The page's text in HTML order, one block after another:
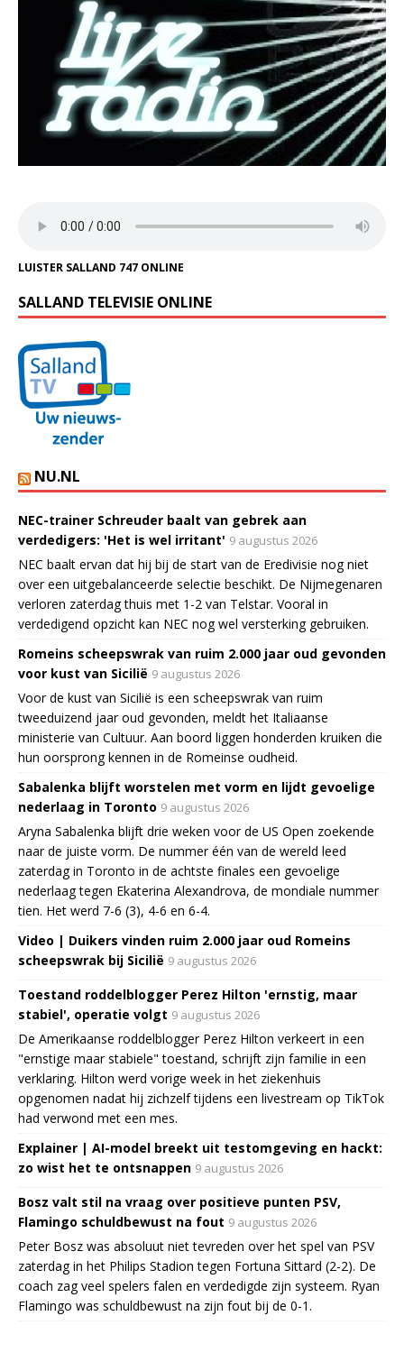
LUISTER SALLAND 747 ONLINE
SALLAND TELEVISIE ONLINE
NU.NL
NEC-trainer Schreuder baalt van gebrek aan
verdedigers: 'Het is wel irritant' 9 augustus 2026
NEC baalt ervan dat hij bij de start van de Eredivisie nog niet
over een uitgebalanceerde selectie beschikt. De Nijmegenaren
verloren zaterdag thuis met 1-2 van Telstar. Vooral in
verdedigend opzicht kan NEC nog wel versterking gebruiken.
Romeins scheepswrak van ruim 2.000 jaar oud gevonden
voor kust van Sicilië 9 augustus 2026
Voor de kust van Sicilië is een scheepswrak van ruim
tweeduizend jaar oud gevonden, meldt het Italiaanse
ministerie van Cultuur. Aan boord liggen honderden kruiken die
hun oorsprong kennen in de Romeinse oudheid.
Sabalenka blijft worstelen met vorm en lijdt gevoelige
nederlaag in Toronto 9 augustus 2026
Aryna Sabalenka blijft drie weken voor de US Open zoekende
naar de juiste vorm. De nummer één van de wereld leed
zaterdag in Toronto in de achtste finales een gevoelige
nederlaag tegen Ekaterina Alexandrova, de mondiale nummer
tien. Het werd 7-6 (3), 4-6 en 6-4.
Video | Duikers vinden ruim 2.000 jaar oud Romeins
scheepswrak bij Sicilië 9 augustus 2026
Toestand roddelblogger Perez Hilton 'ernstig, maar
stabiel', operatie volgt 9 augustus 2026
De Amerikaanse roddelblogger Perez Hilton verkeert in een
"ernstige maar stabiele" toestand, schrijft zijn familie in een
verklaring. Hilton werd vorige week in het ziekenhuis
opgenomen nadat hij zichzelf tijdens een livestream op TikTok
had verwond met een mes.
Explainer | AI-model breekt uit testomgeving en hackt:
zo wist het te ontsnappen 9 augustus 2026
Bosz valt stil na vraag over positieve punten PSV,
Flamingo schuldbewust na fout 9 augustus 2026
Peter Bosz was absoluut niet tevreden over het spel van PSV
zaterdag in het Philips Stadion tegen Fortuna Sittard (2-2). De
coach zag veel spelers falen en verdedigde zijn systeem. Ryan
Flamingo was schuldbewust na zijn fout bij de 0-1.